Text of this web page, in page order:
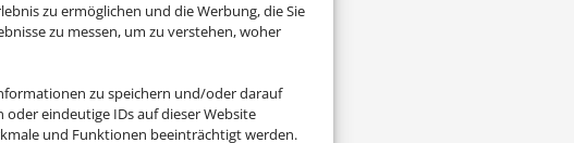
zu ermöglichen und die Werbung, die Sie
zu messen, um zu verstehen, woher
zu speichern und/oder darauf
eindeutige IDs auf dieser Website
und Funktionen beeinträchtigt werden.